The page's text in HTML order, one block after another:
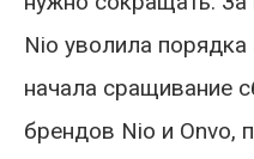
Nio уволила
начала сращивание
брендов Nio и Onvo,